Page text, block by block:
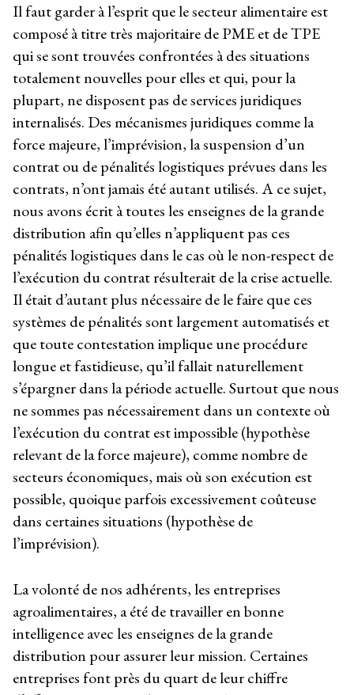
Il faut garder à l’esprit que le secteur alimentaire est
composé à titre très majoritaire de PME et de TPE
qui se sont trouvées confrontées à des situations
totalement nouvelles pour elles et qui, pour la
plupart, ne disposent pas de services juridiques
internalisés. Des mécanismes juridiques comme la
force majeure, l’imprévision, la suspension d’un
contrat ou de pénalités logistiques prévues dans les
contrats, n’ont jamais été autant utilisés. A ce sujet,
nous avons écrit à toutes les enseignes de la grande
distribution afin qu’elles n’appliquent pas ces
pénalités logistiques dans le cas où le non-respect de
l’exécution du contrat résulterait de la crise actuelle.
Il était d’autant plus nécessaire de le faire que ces
systèmes de pénalités sont largement automatisés et
que toute contestation implique une procédure
longue et fastidieuse, qu’il fallait naturellement
s’épargner dans la période actuelle. Surtout que nous
ne sommes pas nécessairement dans un contexte où
l’exécution du contrat est impossible (hypothèse
relevant de la force majeure), comme nombre de
secteurs économiques, mais où son exécution est
possible, quoique parfois excessivement coûteuse
dans certaines situations (hypothèse de
l’imprévision).
La volonté de nos adhérents, les entreprises
agroalimentaires, a été de travailler en bonne
intelligence avec les enseignes de la grande
distribution pour assurer leur mission. Certaines
entreprises font près du quart de leur chiffre